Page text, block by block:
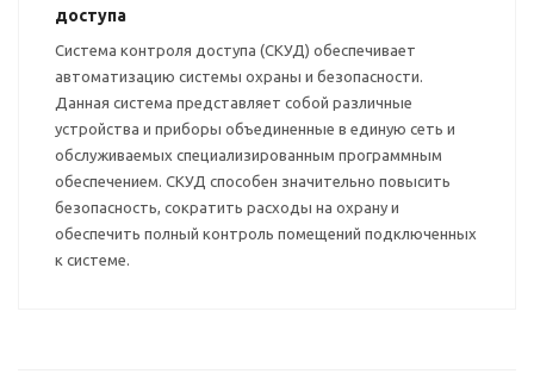
доступа
Система контроля доступа (СКУД) обеспечивает
автоматизацию системы охраны и безопасности.
Данная система представляет собой различные
устройства и приборы объединенные в единую сеть и
обслуживаемых специализированным программным
обеспечением. СКУД способен значительно повысить
безопасность, сократить расходы на охрану и
обеспечить полный контроль помещений подключенных
к системе.